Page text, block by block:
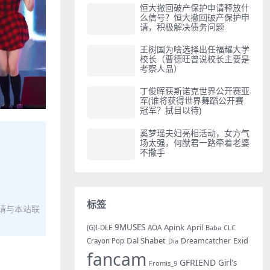
与本站联
恒大撤回破产保护申请释放什
么信号？恒大撤回破产保护申
请，积极解决债务问题
王树国为啥选择出任福耀大学
校长（曹德旺曾说校长主要是
考察人品）
丁俊晖获斯诺克世界公开赛亚
军(谁将获得世界舞蹈公开赛
冠军？拭目以待)
奚梦瑶夫妇亮相活动，女方气
场太强，何猷君一路牵着老婆
不撒手
标签
(G)I-DLE 9MUSES AOA Apink April Baba CLC
Crayon Pop Dal Shabet Dia Dreamcatcher Exid
fancam Fromis_9 GFRIEND Girl's